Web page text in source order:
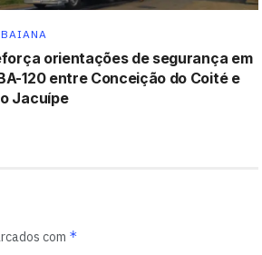
orientações de segurança em
120 entre Conceição do Coité e
Jacuípe
com *